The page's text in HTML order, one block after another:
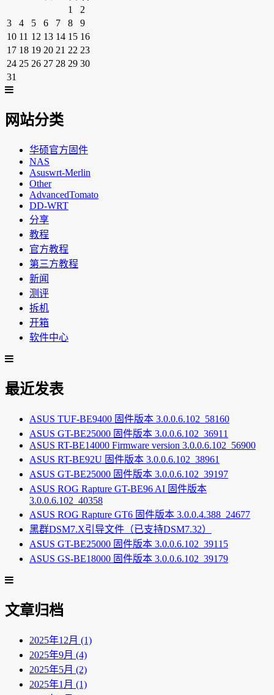
1
2
3
4 5 6 7 8
9
10 11 12 13 14 15 16
17 18 19 20 21 22 23
24 25 26 27 28 29 30
31
网站分类
华硕官方固件
NAS
Asuswrt-Merlin
Other
AdvancedTomato
DD-WRT
分享
教程
官方教程
第三方教程
新闻
测评
拆机
开箱
软件中心
最近发表
ASUS TUF-BE9400 固件版本 3.0.0.6.102_58160
ASUS GT-BE25000 固件版本 3.0.0.6.102_36911
ASUS RT-BE14000 Firmware version 3.0.0.6.102_56900
ASUS RT-BE92U 固件版本 3.0.0.6.102_38961
ASUS GT-BE25000 固件版本 3.0.0.6.102_39197
ASUS ROG Rapture GT-BE96 AI 固件版本
3.0.0.6.102_40358
ASUS ROG Rapture GT6 固件版本 3.0.0.4.388_24677
黑群DSM7.X引导文件（已支持DSM7.32）
ASUS GT-BE25000 固件版本 3.0.0.6.102_39115
ASUS GS-BE18000 固件版本 3.0.0.6.102_39179
文章归档
2025年12月 (1)
2025年9月 (4)
2025年5月 (2)
2025年1月 (1)